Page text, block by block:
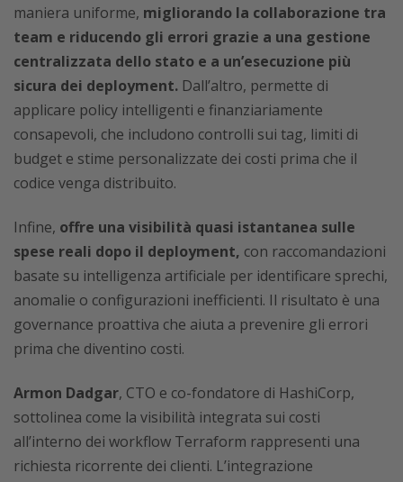
maniera uniforme, migliorando la collaborazione tra
team e riducendo gli errori grazie a una gestione
centralizzata dello stato e a un’esecuzione più
sicura dei deployment. Dall’altro, permette di
applicare policy intelligenti e finanziariamente
consapevoli, che includono controlli sui tag, limiti di
budget e stime personalizzate dei costi prima che il
codice venga distribuito.
Infine, offre una visibilità quasi istantanea sulle
spese reali dopo il deployment, con raccomandazioni
basate su intelligenza artificiale per identificare sprechi,
anomalie o configurazioni inefficienti. Il risultato è una
governance proattiva che aiuta a prevenire gli errori
prima che diventino costi.
Armon Dadgar, CTO e co-fondatore di HashiCorp,
sottolinea come la visibilità integrata sui costi
all’interno dei workflow Terraform rappresenti una
richiesta ricorrente dei clienti. L’integrazione